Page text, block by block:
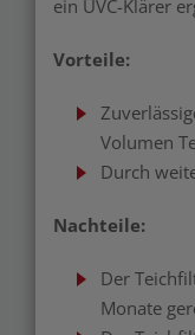
ein UVC-Klärer
Vorteile:
Volumen
Durch
Nachteile:
Der
Monate